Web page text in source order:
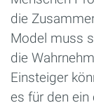
die
Model muss
die
Einsteiger
es für den